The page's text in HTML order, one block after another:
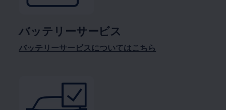
バッテリーサービス
バッテリーサービスについてはこちら